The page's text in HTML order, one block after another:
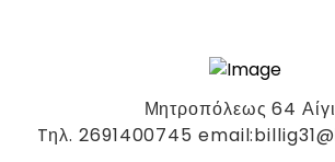
Μητροπόλεως 64
Tηλ. 2691400745